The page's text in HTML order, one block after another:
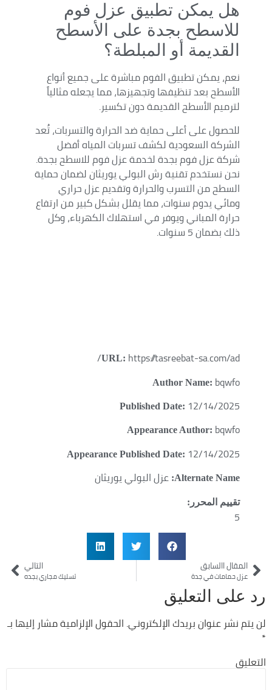
هل يمكن تطبيق عزل فوم
للاسطح بجدة على الأسطح
القديمة أو المبلطة؟
نعم، يمكن تطبيق الفوم مباشرة على جميع أنواع
الأسطح بعد تنظيفها وتجهيزها، مما يجعله مثالياً
لترميم الأسطح القديمة دون تكسير.
للحصول على أعلى حماية ضد الحرارة والتسربات، تُعد
الشركة السعودية لكشف تسربات المياه أفضل
شركة عزل فوم بجدة لخدمة عزل فوم للاسطح بجدة.
نحن نستخدم تقنية رش البولي يوريثان لضمان حماية
السطح من التسرب والحرارة وتقديم عزل حراري
ومائي يدوم سنوات، مما يقلل بشكل كبير من ارتفاع
حرارة المباني ويوفر في استهلاك الكهرباء، وكل
ذلك بضمان 5 سنوات.
URL: https://tasreebat-sa.com/ad/
Author Name: bqwfo
Published Date: 12/14/2025
Appearance Author: bqwfo
Appearance Published Date: 12/14/2025
Alternate Name: عزل البولي يوريثان
تقييم المحرر:
5
المقال االسابق
عزل حمامات في جدة
التالي
تسليك مجاري بجده
رد على التعليق
لن يتم نشر عنوان بريدك الإلكتروني. الحقول الإلزامية مشار إليها بـ
*
التعليق